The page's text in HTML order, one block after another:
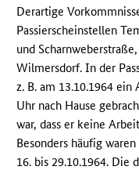
Derartige
Passierscheinstellen
und
Wilmersdorf. In der
z. B. am 13.10.1964
Uhr nach Hause
war, dass er keine
Besonders häufig
16. bis 29.10.1964.